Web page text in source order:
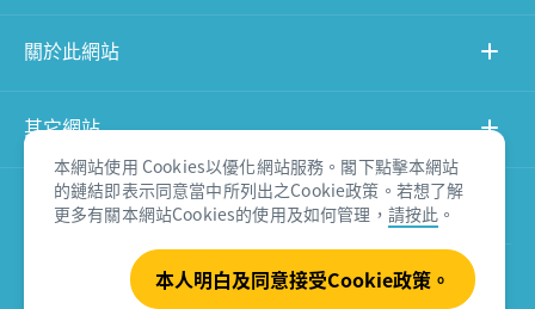
本網站使用 Cookies以優化網站服務。閣下點擊本網站
的鏈結即表示同意當中所列出之Cookie政策。若想了解
更多有關本網站Cookies的使用及如何管理， 請按此 。
本人明白及同意接受Cookie政策。
關於此網站
其它網站
產品免責聲明